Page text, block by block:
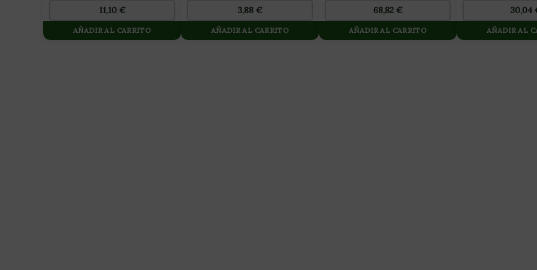
11,10 €
AÑADIR AL CARRITO
3,88 €
AÑADIR AL CARRITO
68,82 €
AÑADIR AL CARRITO
30,04
AÑADIR AL